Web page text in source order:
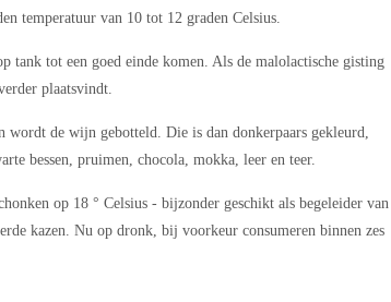
temperatuur van 10 tot 12 graden Celsius.
tank tot een goed einde komen. Als de malolactische gisting
plaatsvindt.
de wijn gebotteld. Die is dan donkerpaars gekleurd,
bessen, pruimen, chocola, mokka, leer en teer.
op 18 ° Celsius - bijzonder geschikt als begeleider van
kazen. Nu op dronk, bij voorkeur consumeren binnen zes